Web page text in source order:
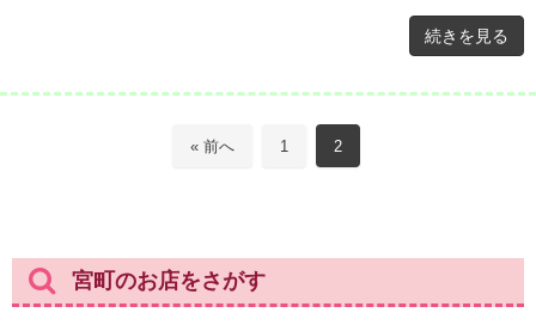
続きを見る
« 前へ 1 2
宮町のお店をさがす